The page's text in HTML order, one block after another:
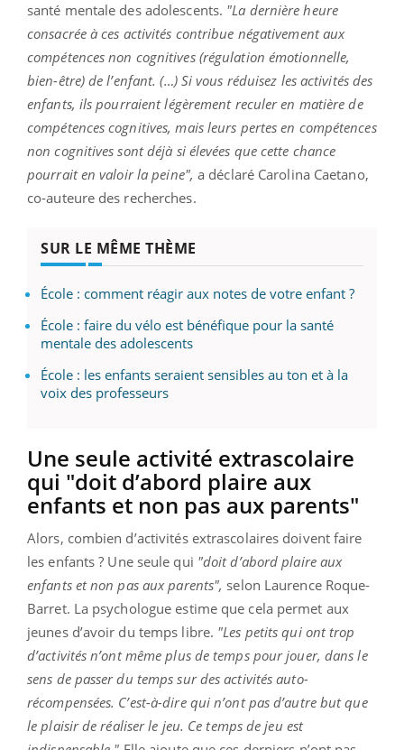
santé mentale des adolescents. "La dernière heure
consacrée à ces activités contribue négativement aux
compétences non cognitives (régulation émotionnelle,
bien-être) de l’enfant. (…) Si vous réduisez les activités des
enfants, ils pourraient légèrement reculer en matière de
compétences cognitives, mais leurs pertes en compétences
non cognitives sont déjà si élevées que cette chance
pourrait en valoir la peine", a déclaré Carolina Caetano,
co-auteure des recherches.
SUR LE MÊME THÈME
École : comment réagir aux notes de votre enfant ?
École : faire du vélo est bénéfique pour la santé
mentale des adolescents
École : les enfants seraient sensibles au ton et à la
voix des professeurs
Une seule activité extrascolaire
qui "doit d’abord plaire aux
enfants et non pas aux parents"
Alors, combien d’activités extrascolaires doivent faire
les enfants ? Une seule qui "doit d’abord plaire aux
enfants et non pas aux parents", selon Laurence Roque-
Barret. La psychologue estime que cela permet aux
jeunes d’avoir du temps libre. "Les petits qui ont trop
d’activités n’ont même plus de temps pour jouer, dans le
sens de passer du temps sur des activités auto-
récompensées. C’est-à-dire qui n’ont pas d’autre but que
le plaisir de réaliser le jeu. Ce temps de jeu est